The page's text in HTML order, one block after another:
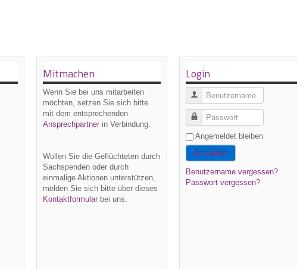
Mitmachen
Wenn Sie bei uns mitarbeiten
möchten, setzen Sie sich bitte
mit dem entsprechenden
Ansprechpartnerin Verbindung.
Wollen Sie die Geflüchteten durch
Sachspenden oder durch
einmalige Aktionen unterstützen,
melden Sie sich bitte über dieses
Kontaktformularbei uns.
Login
Benutzername
Passwort
Angemeldet bleiben
Anmelden
Benutzername vergessen?
Passwort vergessen?